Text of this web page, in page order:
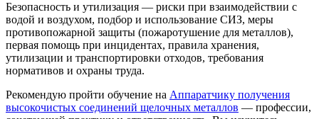
Безопасность и утилизация — риски при взаимодействии с
водой и воздухом, подбор и использование СИЗ, меры
противопожарной защиты (пожаротушение для металлов),
первая помощь при инцидентах, правила хранения,
утилизации и транспортировки отходов, требования
нормативов и охраны труда.
Рекомендую пройти обучение на Аппаратчику получения
высокочистых соединений щелочных металлов — профессии,